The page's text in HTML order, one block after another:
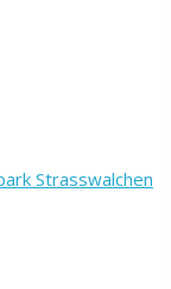
Strasswalchen